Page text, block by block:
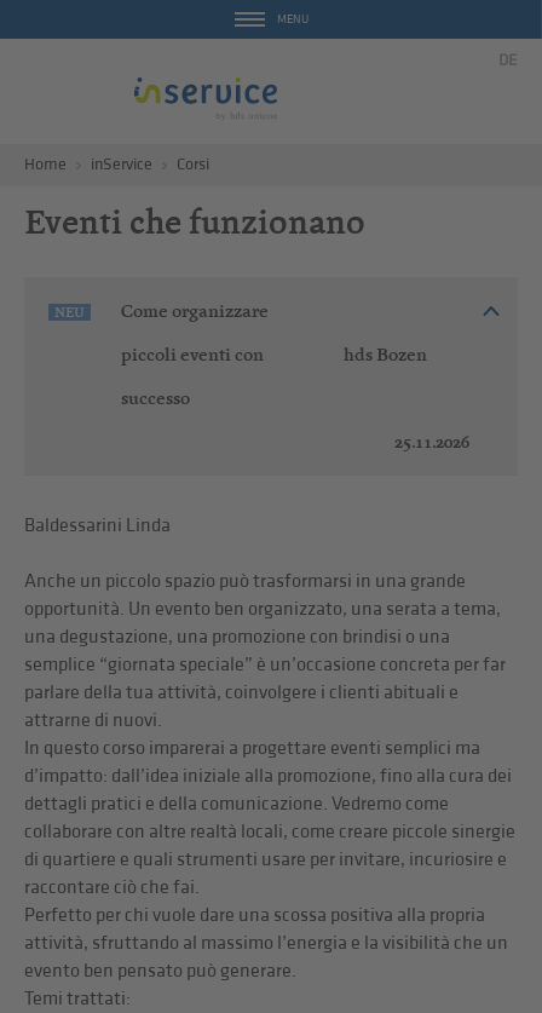
MENU
DE
Home inService Corsi
Eventi che funzionano
NEU
Come organizzare
piccoli eventi con
successo
hds Bozen
25.11.2026
Baldessarini Linda
Anche un piccolo spazio può trasformarsi in una grande
opportunità. Un evento ben organizzato, una serata a tema,
una degustazione, una promozione con brindisi o una
semplice “giornata speciale” è un’occasione concreta per far
parlare della tua attività, coinvolgere i clienti abituali e
attrarne di nuovi.
In questo corso imparerai a progettare eventi semplici ma
d’impatto: dall’idea iniziale alla promozione, fino alla cura dei
dettagli pratici e della comunicazione. Vedremo come
collaborare con altre realtà locali, come creare piccole sinergie
di quartiere e quali strumenti usare per invitare, incuriosire e
raccontare ciò che fai.
Perfetto per chi vuole dare una scossa positiva alla propria
attività, sfruttando al massimo l’energia e la visibilità che un
evento ben pensato può generare.
Temi trattati: